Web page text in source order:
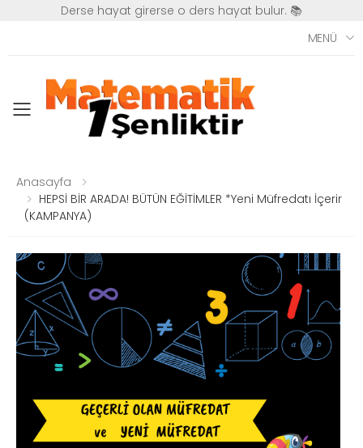
Derse hayat girerse o ders hayat bulur. 📚
MENÜ
Toggle mobile menu
Anasayfa
HEPSİ BİR ARADA! BÜTÜN EĞİTİMLER *Yeni Müfredatı İçerir
(KAMPANYA)